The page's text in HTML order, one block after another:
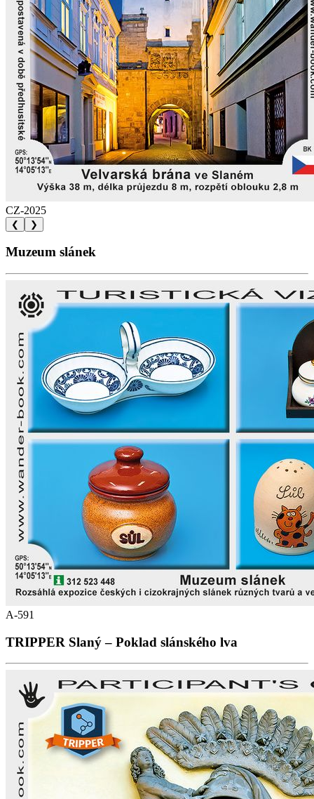
CZ-2025
❮ ❯
Muzeum slánek
A-591
TRIPPER Slaný – Poklad slánského lva